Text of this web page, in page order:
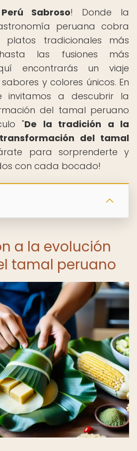
Perú Sabroso! Donde la
peruana cobra
platos tradicionales más
las fusiones más
encontrarás un viaje
y colores únicos. En
invitamos a descubrir la
del tamal peruano
"De la tradición a la
del tamal
para sorprenderte y
con cada bocado!
a la evolución
tamal peruano